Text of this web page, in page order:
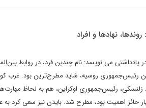
نهادها و افراد
می نویسد: نام چندین فرد، در روابط
رئیس‌جمهوری روسیه، شاید مطرح‌ترین بود. غرب
زلنسکی، رئیس‌جمهوری اوکراین، هم به لحاظ
حائز اهمیت بود، مطرح شد. بایدن نیز سعی کرد به